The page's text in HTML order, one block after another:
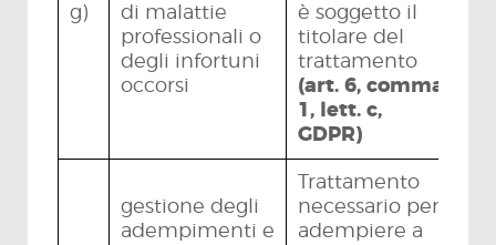
g)
di malattie
professionali o
degli infortuni
occorsi
è soggetto il
titolare del
trattamento
(art. 6, comma
1, lett. c,
GDPR)
gestione degli
adempimenti e
Trattamento
necessario per
adempiere a